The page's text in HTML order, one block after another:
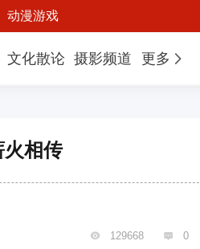
动漫游戏
文化散论 摄影频道 更多
相传
 129668  0